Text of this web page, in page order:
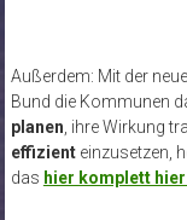
Außerdem: Mit der
Bund die Kommunen
planen , ihre Wirkung
effizienteinzusetzen,
das hier komplett